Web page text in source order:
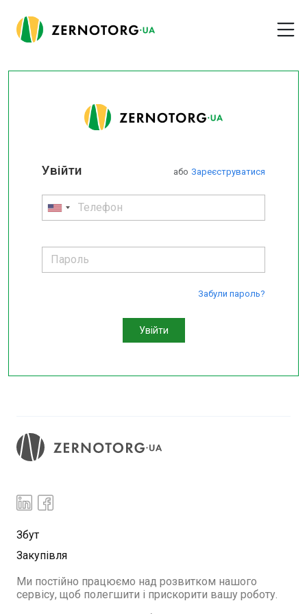
або Зареєструватися
Увійти
Забули пароль?
Увійти
Збут
Закупівля
Ми постійно працюємо над розвитком нашого
сервісу, щоб полегшити і прискорити вашу роботу.